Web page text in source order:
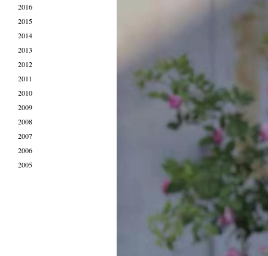
2016
2015
2014
2013
2012
2011
2010
2009
2008
2007
2006
2005